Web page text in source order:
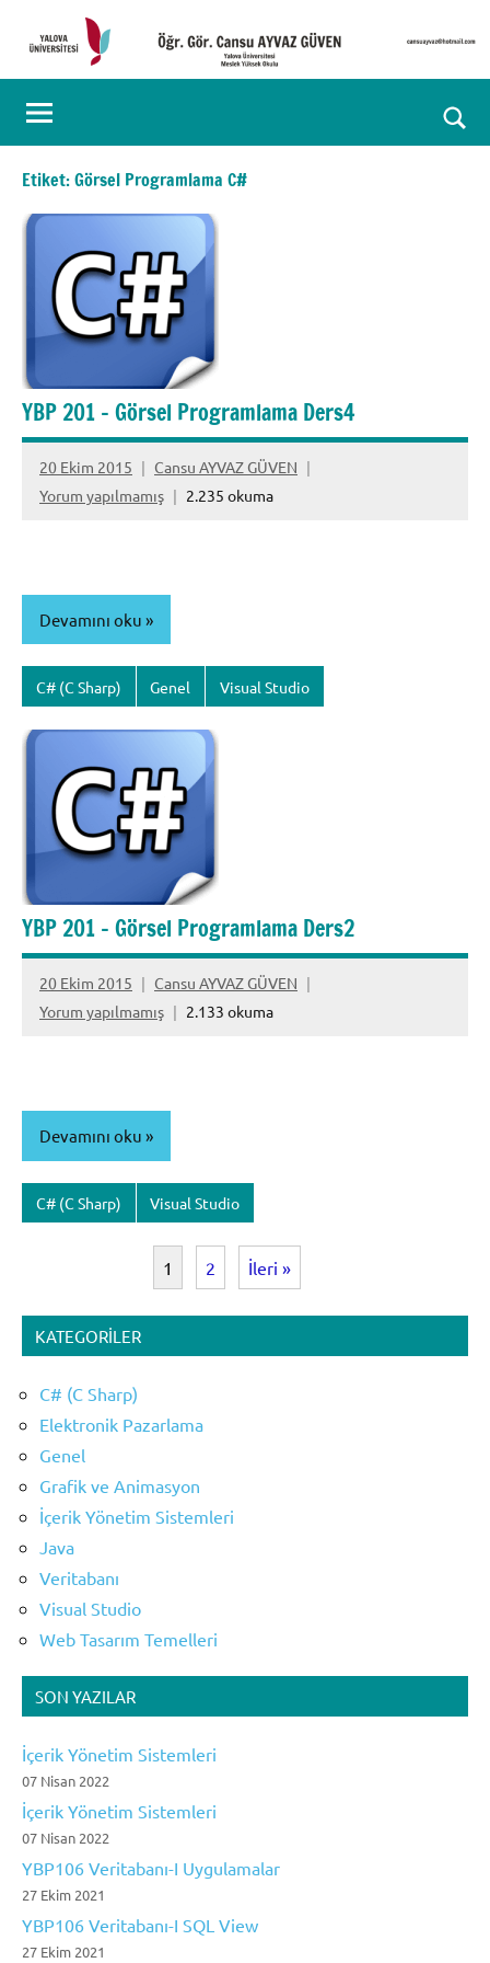
Öğr.
Gör.
Cansu
AYVAZ
GÜVEN
Web
Sayfası
Etiket:Görsel Programlama C#
YBP 201 – Görsel Programlama Ders4
20 Ekim 2015
Cansu AYVAZ GÜVEN
Yorum yapılmamış
2.235 okuma
Devamını oku
C# (C Sharp) Genel Visual Studio
YBP 201 – Görsel Programlama Ders2
20 Ekim 2015
Cansu AYVAZ GÜVEN
Yorum yapılmamış
2.133 okuma
Devamını oku
C# (C Sharp) Visual Studio
1 2 İleri »
KATEGORILER
C# (C Sharp)
Elektronik Pazarlama
Genel
Grafik ve Animasyon
İçerik Yönetim Sistemleri
Java
Veritabanı
Visual Studio
Web Tasarım Temelleri
SON YAZILAR
İçerik Yönetim Sistemleri
07 Nisan 2022
İçerik Yönetim Sistemleri
07 Nisan 2022
YBP106 Veritabanı-I Uygulamalar
27 Ekim 2021
YBP106 Veritabanı-I SQL View
27 Ekim 2021